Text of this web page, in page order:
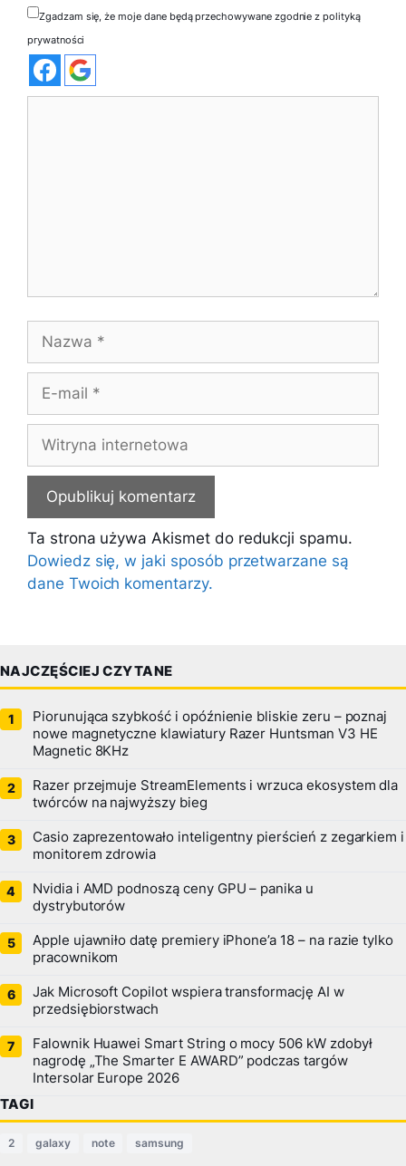
Zgadzam się, że moje dane będą przechowywane zgodnie z polityką
prywatności
mail
internetowa
Ta strona używa Akismet do redukcji spamu.
Dowiedz się, w jaki sposób przetwarzane są
dane Twoich komentarzy.
NAJCZĘŚCIEJ CZYTANE
Piorunująca szybkość i opóźnienie bliskie zeru – poznaj
nowe magnetyczne klawiatury Razer Huntsman V3 HE
Magnetic 8KHz
Razer przejmuje StreamElements i wrzuca ekosystem dla
twórców na najwyższy bieg
Casio zaprezentowało inteligentny pierścień z zegarkiem i
monitorem zdrowia
Nvidia i AMD podnoszą ceny GPU – panika u
dystrybutorów
Apple ujawniło datę premiery iPhone’a 18 – na razie tylko
pracownikom
Jak Microsoft Copilot wspiera transformację AI w
przedsiębiorstwach
Falownik Huawei Smart String o mocy 506 kW zdobył
nagrodę „The Smarter E AWARD” podczas targów
Intersolar Europe 2026
TAGI
2 galaxy note samsung